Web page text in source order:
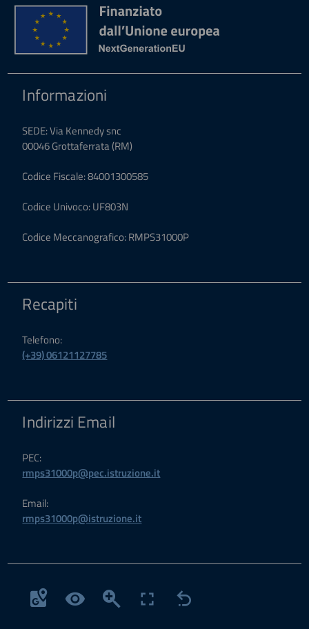
Informazioni
SEDE: Via Kennedy snc
00046 Grottaferrata (RM)
Codice Fiscale: 84001300585
Codice Univoco: UF803N
Codice Meccanografico: RMPS31000P
Recapiti
Telefono:
(+39) 06121127785
Indirizzi Email
PEC:
rmps31000p@pec.istruzione.it
Email:
rmps31000p@istruzione.it